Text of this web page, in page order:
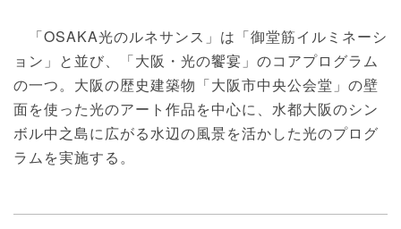
「OSAKA光のルネサンス」は「御堂筋イルミネーシ
ョン」と並び、「大阪・光の饗宴」のコアプログラム
の一つ。大阪の歴史建築物「大阪市中央公会堂」の壁
面を使った光のアート作品を中心に、水都大阪のシン
ボル中之島に広がる水辺の風景を活かした光のプログ
ラムを実施する。